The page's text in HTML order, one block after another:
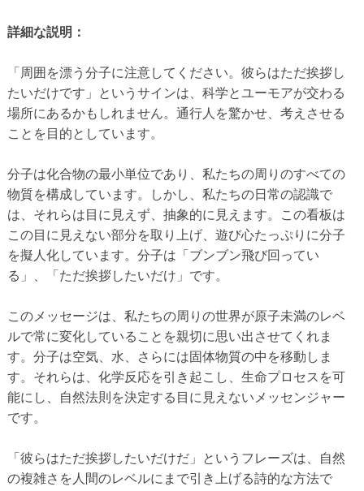
詳細な説明：
「周囲を漂う分子に注意してください。彼らはただ挨拶し
たいだけです」というサインは、科学とユーモアが交わる
場所にあるかもしれません。通行人を驚かせ、考えさせる
ことを目的としています。
分子は化合物の最小単位であり、私たちの周りのすべての
物質を構成しています。しかし、私たちの日常の認識で
は、それらは目に見えず、抽象的に見えます。この看板は
この目に見えない部分を取り上げ、遊び心たっぷりに分子
を擬人化しています。分子は「ブンブン飛び回ってい
る」、「ただ挨拶したいだけ」です。
このメッセージは、私たちの周りの世界が原子未満のレベ
ルで常に変化していることを親切に思い出させてくれま
す。分子は空気、水、さらには固体物質の中を移動しま
す。それらは、化学反応を引き起こし、生命プロセスを可
能にし、自然法則を決定する目に見えないメッセンジャー
です。
「彼らはただ挨拶したいだけだ」というフレーズは、自然
の複雑さを人間のレベルにまで引き上げる詩的な方法で